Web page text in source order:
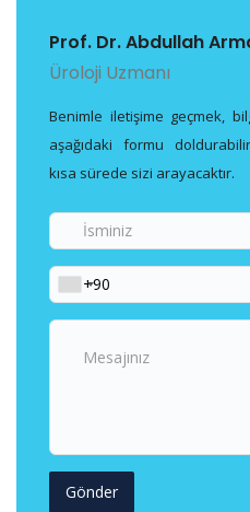
Prof. Dr. Abdullah
Üroloji Uzmanı
Benimle iletişime geçmek,
aşağıdaki formu
kısa sürede sizi arayacaktır.
İsminiz
Telefon
Numaranız
Mesajınız